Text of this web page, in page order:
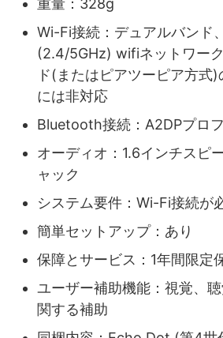
重量：328g
Wi-Fi接続：デュアルバンド
(2.4/5GHz) wifiネットワー
ド(またはピアツーピア方式
には非対応
Bluetooth接続：A2DPプロ
オーディオ：1.6インチスピ
ャック
システム要件：Wi-Fi接続が
簡単セットアップ：あり
保障とサービス：1年間限定
ユーザー補助機能：視覚、
関する補助